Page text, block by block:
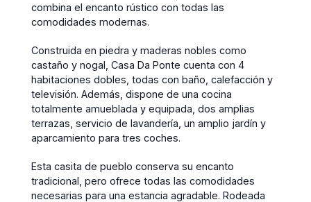
combina el encanto rústico con todas las
comodidades modernas.
Construida en piedra y maderas nobles como
castaño y nogal, Casa Da Ponte cuenta con 4
habitaciones dobles, todas con baño, calefacción y
televisión. Además, dispone de una cocina
totalmente amueblada y equipada, dos amplias
terrazas, servicio de lavandería, un amplio jardín y
aparcamiento para tres coches.
Esta casita de pueblo conserva su encanto
tradicional, pero ofrece todas las comodidades
necesarias para una estancia agradable. Rodeada